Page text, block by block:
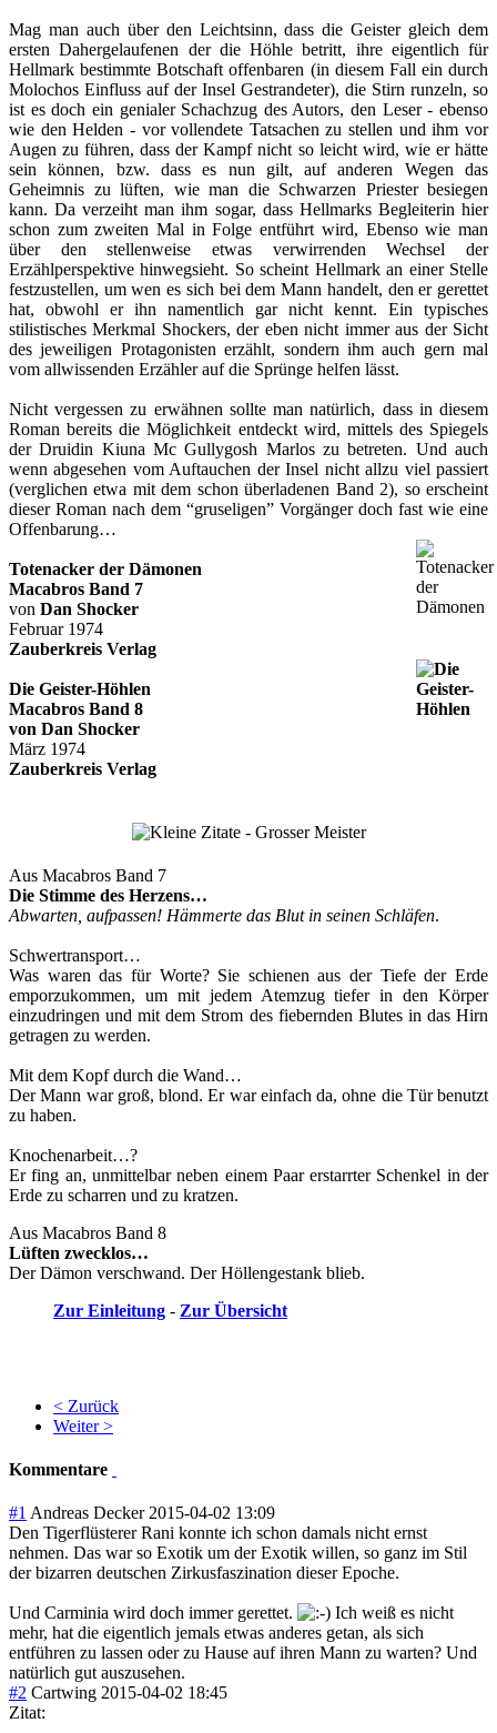
Mag man auch über den Leichtsinn, dass die Geister gleich dem
ersten Dahergelaufenen der die Höhle betritt, ihre eigentlich für
Hellmark bestimmte Botschaft offenbaren (in diesem Fall ein durch
Molochos Einfluss auf der Insel Gestrandeter), die Stirn runzeln, so
ist es doch ein genialer Schachzug des Autors, den Leser - ebenso
wie den Helden - vor vollendete Tatsachen zu stellen und ihm vor
Augen zu führen, dass der Kampf nicht so leicht wird, wie er hätte
sein können, bzw. dass es nun gilt, auf anderen Wegen das
Geheimnis zu lüften, wie man die Schwarzen Priester besiegen
kann. Da verzeiht man ihm sogar, dass Hellmarks Begleiterin hier
schon zum zweiten Mal in Folge entführt wird, Ebenso wie man
über den stellenweise etwas verwirrenden Wechsel der
Erzählperspektive hinwegsieht. So scheint Hellmark an einer Stelle
festzustellen, um wen es sich bei dem Mann handelt, den er gerettet
hat, obwohl er ihn namentlich gar nicht kennt. Ein typisches
stilistisches Merkmal Shockers, der eben nicht immer aus der Sicht
des jeweiligen Protagonisten erzählt, sondern ihm auch gern mal
vom allwissenden Erzähler auf die Sprünge helfen lässt.
Nicht vergessen zu erwähnen sollte man natürlich, dass in diesem
Roman bereits die Möglichkeit entdeckt wird, mittels des Spiegels
der Druidin Kiuna Mc Gullygosh Marlos zu betreten. Und auch
wenn abgesehen vom Auftauchen der Insel nicht allzu viel passiert
(verglichen etwa mit dem schon überladenen Band 2), so erscheint
dieser Roman nach dem “gruseligen” Vorgänger doch fast wie eine
Offenbarung…
Totenacker der Dämonen
Macabros Band 7
von Dan Shocker
Februar 1974
Zauberkreis Verlag
Die Geister-Höhlen
Macabros Band 8
von Dan Shocker
März 1974
Zauberkreis Verlag
Aus Macabros Band 7
Die Stimme des Herzens…
Abwarten, aufpassen! Hämmerte das Blut in seinen Schläfen.
Schwertransport…
Was waren das für Worte? Sie schienen aus der Tiefe der Erde
emporzukommen, um mit jedem Atemzug tiefer in den Körper
einzudringen und mit dem Strom des fiebernden Blutes in das Hirn
getragen zu werden.
Mit dem Kopf durch die Wand…
Der Mann war groß, blond. Er war einfach da, ohne die Tür benutzt
zu haben.
Knochenarbeit…?
Er fing an, unmittelbar neben einem Paar erstarrter Schenkel in der
Erde zu scharren und zu kratzen.
Aus Macabros Band 8
Lüften zwecklos…
Der Dämon verschwand. Der Höllengestank blieb.
Zur Einleitung - Zur Übersicht
< Zurück
Weiter >
Kommentare
#1 Andreas Decker 2015-04-02 13:09
Den Tigerflüsterer Rani konnte ich schon damals nicht ernst
nehmen. Das war so Exotik um der Exotik willen, so ganz im Stil
der bizarren deutschen Zirkusfaszination dieser Epoche.
Und Carminia wird doch immer gerettet.
Ich weiß es nicht
mehr, hat die eigentlich jemals etwas anderes getan, als sich
entführen zu lassen oder zu Hause auf ihren Mann zu warten? Und
natürlich gut auszusehen.
#2 Cartwing 2015-04-02 18:45
Zitat: